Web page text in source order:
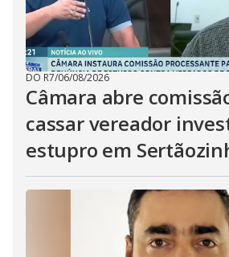
DO R7/06/08/2026
Câmara abre
cassar vereador
estupro em